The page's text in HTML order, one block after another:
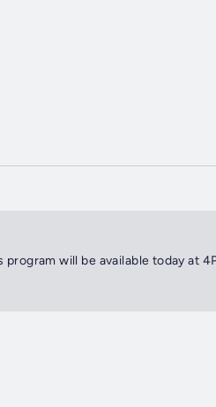
program will be available today at